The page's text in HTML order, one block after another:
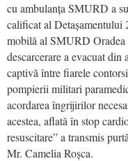
cu ambulanța SMURD a
calificat al Detașamentului
mobilă al SMURD Oradea
descarcerare a evacuat din
captivă între fiarele
pompierii militari
acordarea îngrijirilor
acestea, aflată în stop
resuscitare” a transmis
Mr. Camelia Roșca.